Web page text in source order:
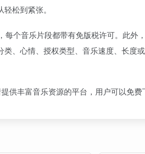
松到紧张。
每个音乐片段都带有免版税许可。此外
、心情、授权类型、音乐速度、长度
供丰富音乐资源的平台，用户可以免费